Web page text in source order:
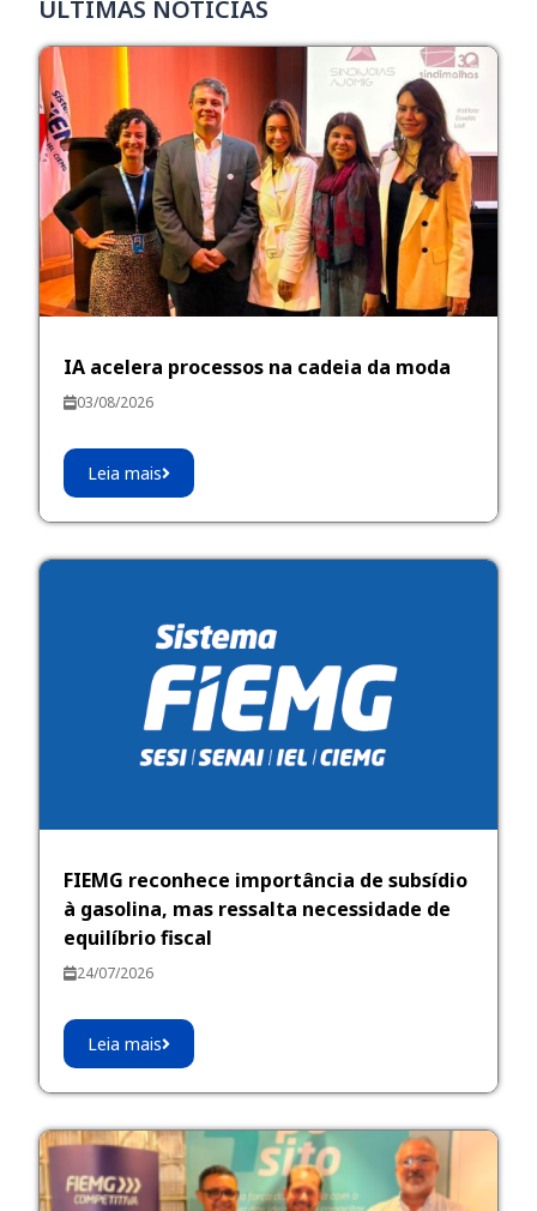
ÚLTIMAS NOTÍCIAS
IA acelera processos na cadeia da moda
03/08/2026
Leia mais
FIEMG reconhece importância de subsídio
à gasolina, mas ressalta necessidade de
equilíbrio fiscal
24/07/2026
Leia mais